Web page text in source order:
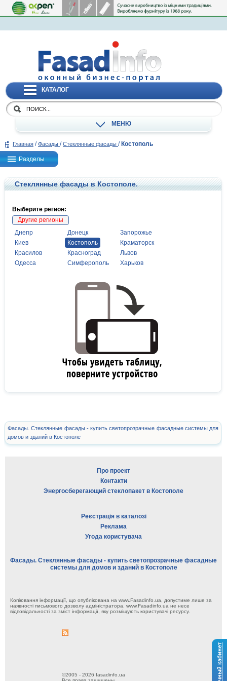
Личный кабинет
КАТАЛОГ
МЕНЮ
Главная / Фасады / Стеклянные фасады / Костополь
Разделы
Стеклянные фасады в Костополе.
Выберите регион:
Другие регионы
Днепр
Донецк
Запорожье
Киев
Костополь
Краматорск
Красилов
Красноград
Львов
Одесса
Симферополь Харьков
Фасады. Стеклянные фасады - купить светопрозрачные фасадные системы для
домов и зданий в Костополе
Про проект
Контакти
Энергосберегающий стеклопакет в Костополе
Реєстрація в каталозі
Реклама
Угода користувача
Фасады. Стеклянные фасады - купить светопрозрачные фасадные
системы для домов и зданий в Костополе
Копіювання інформації, що опублікована на www.Fasadinfo.ua, допустиме лише за
наявності письмового дозволу адміністратора. www.Fasadinfo.ua не несе
відповідальності за зміст інформації, яку розміщують користувачі ресурсу.
©2005 - 2026 fasadinfo.ua